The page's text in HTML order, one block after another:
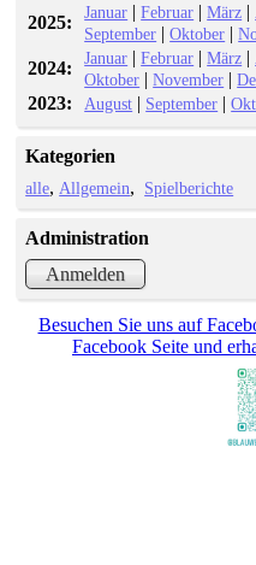
2025: Januar |Februar |März |
September |Oktober |
2024: Januar |Februar |März |
Oktober |November |
2023: August September |
Kategorien
alle Allgemein Spielberichte
Administration
Anmelden
Besuchen Sie uns auf
Facebook Seite und